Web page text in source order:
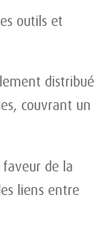
outils et
distribué
couvrant un
de la
liens entre